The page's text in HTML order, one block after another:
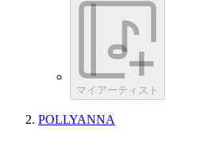
マイアーティスト
POLLYANNA